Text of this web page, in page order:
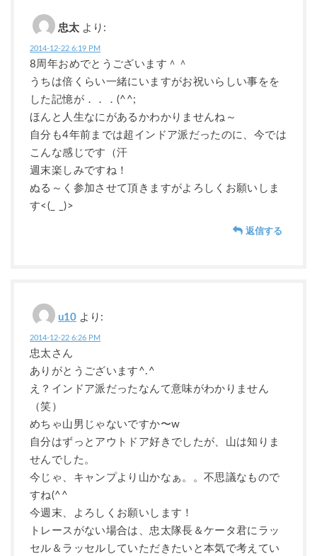
忠太 より:
2014-12-22 6:19 PM
8周年おめでとうございます＾＾
うちは倍くらい一緒にいますがお祝いらしい事をを
した記憶が．．．(^^;
ほんと人生なにがあるかわかりませんね～
自分も4年前までは超インドア派だったのに、今では
こんな感じです（汗
週末楽しみですね！
ぬる～く参加させて頂きますがよろしくお願いしま
す<(_ _)>
返信する
u10 より:
2014-12-22 6:26 PM
忠太さん
ありがとうございます^.^
え？インドア派だったなんて意味がわかりません
（笑）
めちゃ山男じゃないですか〜w
自分はずっとアウトドア好きでしたが、山は知りま
せんでした。
今じゃ、キャンプより山かなぁ。。不思議なもので
すね(^^
今週末、よろしくお願いします！
トレースがない場合は、忠太隊長＆ケータ君にラッ
セル＆ラッセルしていただきたいと本気で考えてい